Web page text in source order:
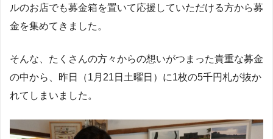
ルのお店でも募金箱を置いて応援していただける方から募
金を集めてきました。
そんな、たくさんの方々からの想いがつまった貴重な募金
の中から、昨日（1月21日土曜日）に1枚の5千円札が抜か
れてしまいました。